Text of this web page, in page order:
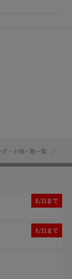
グ・小物・靴一覧
8/31まで
8/31まで